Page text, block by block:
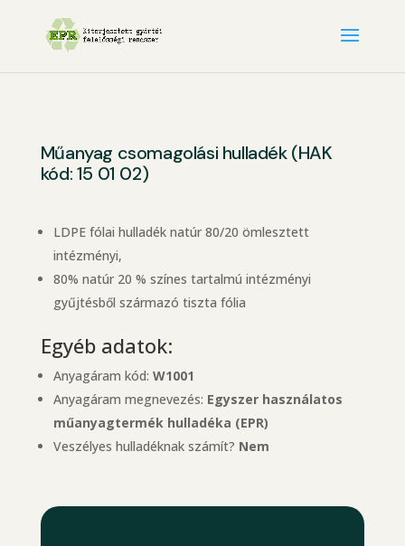
Műanyag csomagolási hulladék (HAK
kód: 15 01 02)
LDPE fólai hulladék natúr 80/20 ömlesztett
intézményi,
80% natúr 20 % színes tartalmú intézményi
gyűjtésből származó tiszta fólia
Egyéb adatok:
Anyagáram kód: W1001
Anyagáram megnevezés: Egyszer használatos
műanyagtermék hulladéka (EPR)
Veszélyes hulladéknak számít? Nem